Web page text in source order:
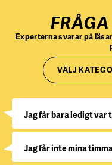
Experterna svarar på
VÄLJ
Jag får bara ledigt var
Jag får inte mina